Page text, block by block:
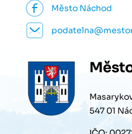
Město Náchod
547 01